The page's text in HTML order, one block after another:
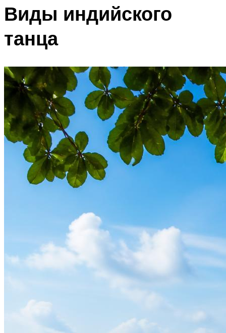
Виды индийского
танца